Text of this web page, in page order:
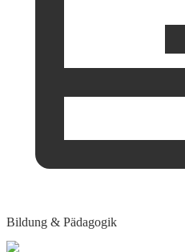
Bildung & Pädagogik